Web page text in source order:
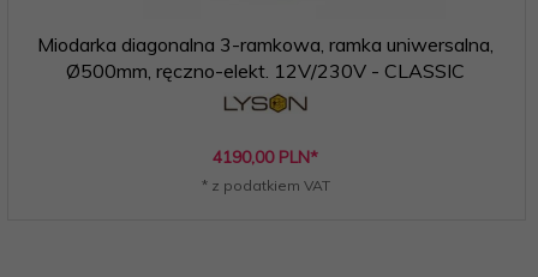
Miodarka diagonalna 3-ramkowa, ramka uniwersalna,
Ø500mm, ręczno-elekt. 12V/230V - CLASSIC
4190,00 PLN*
* z podatkiem VAT